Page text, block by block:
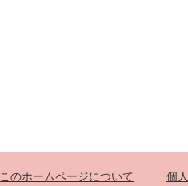
このホームページについて 個